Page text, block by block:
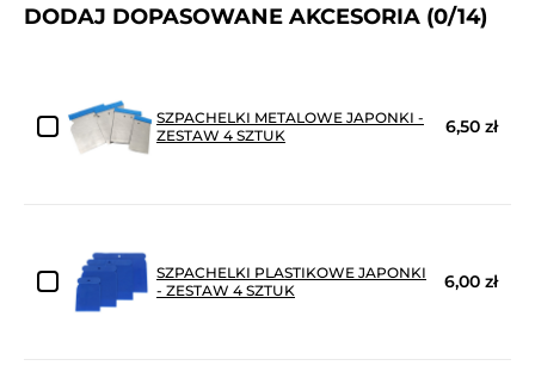
DODAJ DOPASOWANE AKCESORIA (0/14)
SZPACHELKI METALOWE JAPONKI -
ZESTAW 4 SZTUK
6,50 zł
SZPACHELKI PLASTIKOWE JAPONKI
- ZESTAW 4 SZTUK
6,00 zł